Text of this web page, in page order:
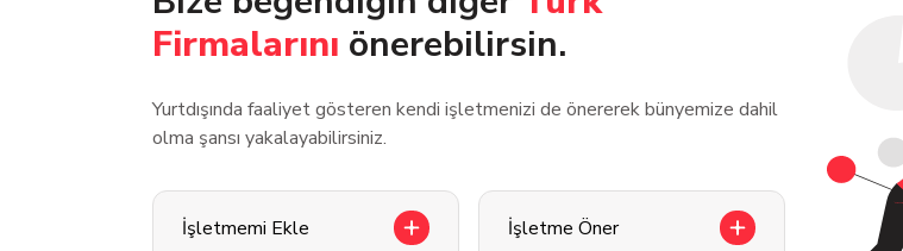
Firmalarını önerebilirsin.
Yurtdışında faaliyet gösteren kendi işletmenizi de önererek bünyemize dahil
olma şansı yakalayabilirsiniz.
İşletmemi Ekle İşletme Öner